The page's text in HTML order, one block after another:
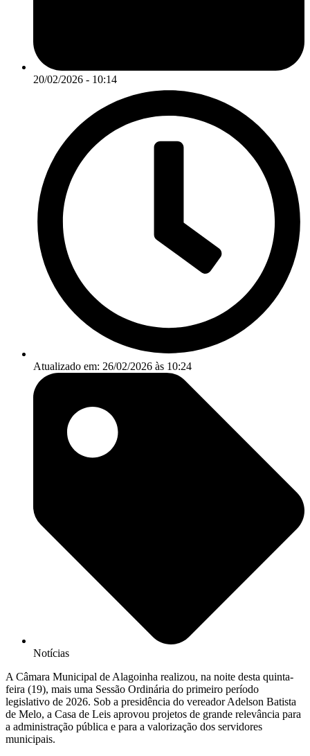
20/02/2026 - 10:14
Atualizado em: 26/02/2026 às 10:24
Notícias
A Câmara Municipal de Alagoinha realizou, na noite desta quinta-
feira (19), mais uma Sessão Ordinária do primeiro período
legislativo de 2026. Sob a presidência do vereador Adelson Batista
de Melo, a Casa de Leis aprovou projetos de grande relevância para
a administração pública e para a valorização dos servidores
municipais.